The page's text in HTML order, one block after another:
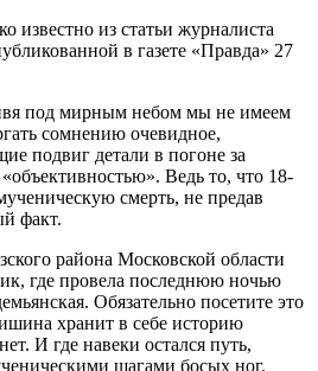
известно из статьи журналиста
в газете «Правда» 27
под мирным небом мы не имеем
сомнению очевидное,
подвиг детали в погоне за
Ведь то, что 18-
смерть, не предав
факт.
района Московской области
где провела последнюю ночью
Обязательно посетите это
хранит в себе историю
И где навеки остался путь,
шагами босых ног.